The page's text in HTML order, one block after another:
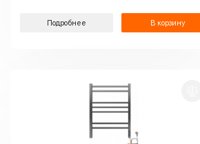
Подробнее В корзину